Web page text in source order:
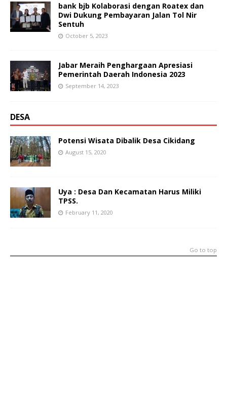
bank bjb Kolaborasi dengan Roatex dan
Dwi Dukung Pembayaran Jalan Tol Nir
Sentuh
October 5, 2023
Jabar Meraih Penghargaan Apresiasi
Pemerintah Daerah Indonesia 2023
September 14, 2023
DESA
Potensi Wisata Dibalik Desa Cikidang
August 15, 2020
Uya : Desa Dan Kecamatan Harus Miliki
TPSS.
February 11, 2020
Go to top